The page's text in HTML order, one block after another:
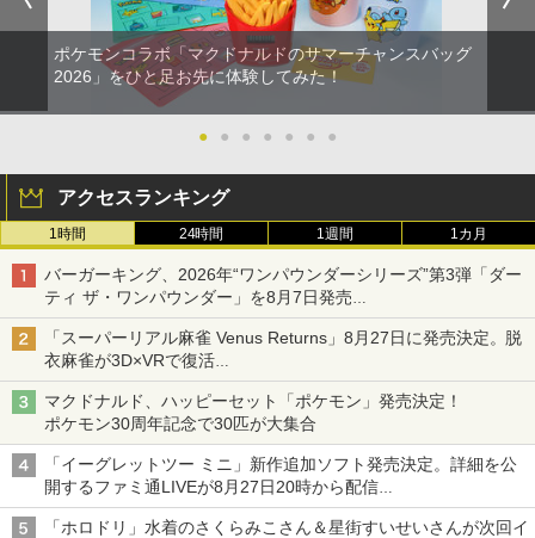
ポケモンコラボ「マクドナルドのサマーチャンスバッグ
2026」をひと足お先に体験してみた！
● ● ● ● ● ● ●
アクセスランキング
1時間 24時間 1週間 1カ月
バーガーキング、2026年“ワンパウンダーシリーズ”第3弾「ダー
ティ ザ・ワンパウンダー」を8月7日発売
「特製ガーリックマヨソース」を使用した超大型チーズバーガー
「スーパーリアル麻雀 Venus Returns」8月27日に発売決定。脱
衣麻雀が3D×VRで復活
発売から2週間は20%オフになるセールが実施
マクドナルド、ハッピーセット「ポケモン」発売決定！
ポケモン30周年記念で30匹が大集合
「イーグレットツー ミニ」新作追加ソフト発売決定。詳細を公
開するファミ通LIVEが8月27日20時から配信
シリーズ累計100タイトルへ
「ホロドリ」水着のさくらみこさん＆星街すいせいさんが次回イ